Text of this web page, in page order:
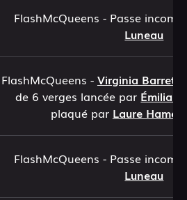
FlashMcQueens - Passe
Luneau
FlashMcQueens - Virginia Barrette
de 6 verges lancée par
plaqué par Laure
FlashMcQueens - Passe
Luneau